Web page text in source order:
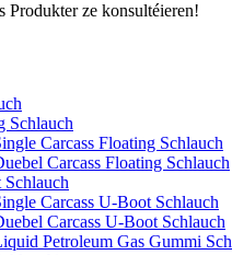
Produkter ze konsultéieren!
Schlauch
Carcass Floating Schlauch
Carcass Floating Schlauch
Carcass U-Boot Schlauch
Carcass U-Boot Schlauch
Petroleum Gas Gummi